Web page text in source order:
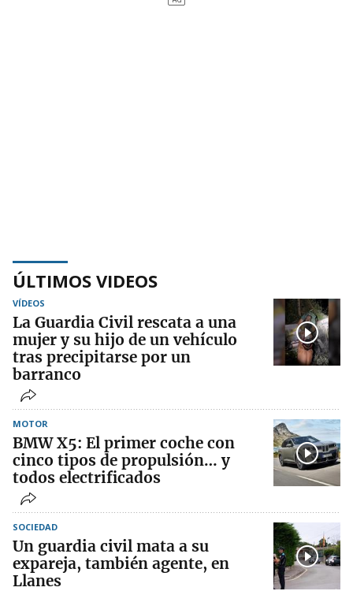
ÚLTIMOS VIDEOS
VÍDEOS
La Guardia Civil rescata a una
mujer y su hijo de un vehículo
tras precipitarse por un
barranco
MOTOR
BMW X5: El primer coche con
cinco tipos de propulsión… y
todos electrificados
SOCIEDAD
Un guardia civil mata a su
expareja, también agente, en
Llanes